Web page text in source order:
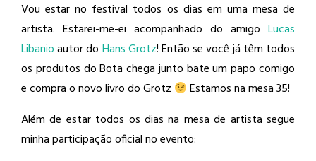
Vou estar no festival todos os dias em uma mesa de
artista. Estarei-me-ei acompanhado do amigo Lucas
Libanio​ autor do Hans Grotz​! Então se você já têm todos
os produtos do Bota chega junto bate um papo comigo
e compra o novo livro do Grotz
Estamos na mesa 35!
Além de estar todos os dias na mesa de artista segue
minha participação oficial no evento: